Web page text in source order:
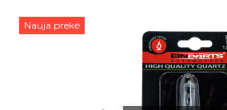
Nauja prekė